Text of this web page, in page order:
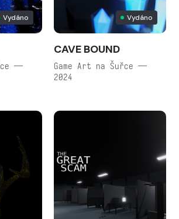
Vydáno
—
Vydáno
CAVE BOUND
Game Art na Šuřce —
2024